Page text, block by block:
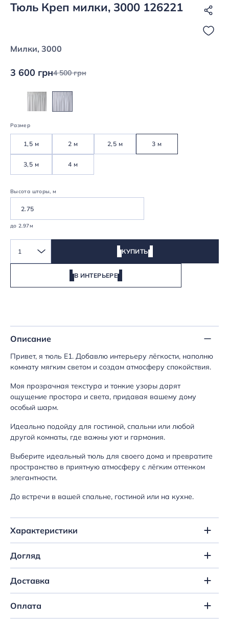
Тюль Креп милки, 3000 126221
Милки, 3000
3 600 грн4 500 грн
Размер
1,5 м 2 м 2,5 м 3 м
3,5 м 4 м
Высота шторы, м
до 2.97м
1 КУПИТЬ
В ИНТЕРЬЕРЕ
Описание
Привет, я тюль E1. Добавлю интерьеру лёгкости, наполню
комнату мягким светом и создам атмосферу спокойствия.
Моя прозрачная текстура и тонкие узоры дарят
ощущение простора и света, придавая вашему дому
особый шарм.
Идеально подойду для гостиной, спальни или любой
другой комнаты, где важны уют и гармония.
Выберите идеальный тюль для своего дома и превратите
пространство в приятную атмосферу с лёгким оттенком
элегантности.
До встречи в вашей спальне, гостиной или на кухне.
Характеристики
Догляд
Доставка
Оплата